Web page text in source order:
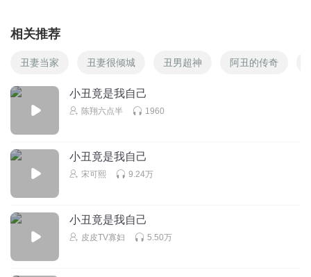
相关推荐
丑妻当家 丑妻很倾城 丑男超神 阿丑的传奇
小丑竟是我自己
陈翔六点半 1960
小丑竟是我自己
宋可熙 9.24万
小丑竟是我自己
皮皮TV寡妇 5.50万